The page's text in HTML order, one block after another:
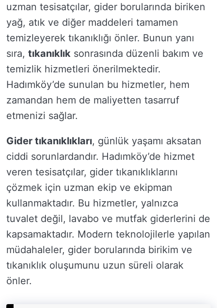
uzman tesisatçılar, gider borularında biriken
yağ, atık ve diğer maddeleri tamamen
temizleyerek tıkanıklığı önler. Bunun yanı
sıra, tıkanıklık sonrasında düzenli bakım ve
temizlik hizmetleri önerilmektedir.
Hadımköy’de sunulan bu hizmetler, hem
zamandan hem de maliyetten tasarruf
etmenizi sağlar.
Gider tıkanıklıkları, günlük yaşamı aksatan
ciddi sorunlardandır. Hadımköy’de hizmet
veren tesisatçılar, gider tıkanıklıklarını
çözmek için uzman ekip ve ekipman
kullanmaktadır. Bu hizmetler, yalnızca
tuvalet değil, lavabo ve mutfak giderlerini de
kapsamaktadır. Modern teknolojilerle yapılan
müdahaleler, gider borularında birikim ve
tıkanıklık oluşumunu uzun süreli olarak
önler.